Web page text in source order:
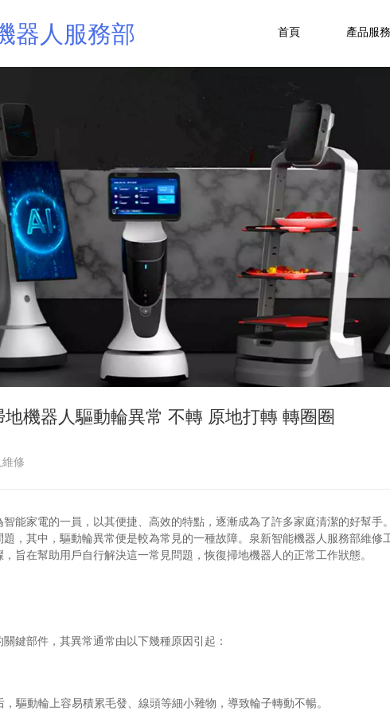
器人服務部 首頁 產品服務
機器人驅動輪異常 不轉 原地打轉 轉圈圈
修
能家電的一員，以其便捷、高效的特點，逐漸成為了許多家庭清潔的好幫手
，其中，驅動輪異常便是較為常見的一種故障。泉新智能機器人服務部維修
旨在幫助用戶自行解決這一常見問題，恢復掃地機器人的正常工作狀態。
鍵部件，其異常通常由以下幾種原因引起：
驅動輪上容易積累毛發、線頭等細小雜物，導致輪子轉動不暢。